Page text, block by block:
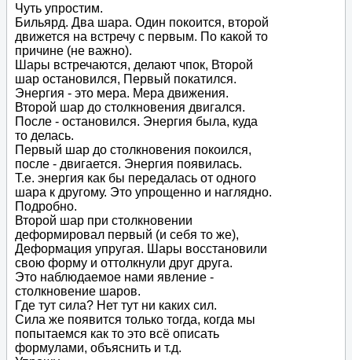
Чуть упростим.
Бильярд. Два шара. Один покоится, второй
движется на встречу с первым. По какой то
причине (не важно).
Шары встречаются, делают чпок, Второй
шар остановился, Первый покатился.
Энергия - это мера. Мера движения.
Второй шар до столкновения двигался.
После - остановился. Энергия была, куда
то делась.
Первый шар до столкновения покоился,
после - двигается. Энергия появилась.
Т.е. энергия как бы передалась от одного
шара к другому. Это упрощенно и наглядно.
Подробно.
Второй шар при столкновении
деформировал первый (и себя то же),
Деформация упругая. Шары восстановили
свою форму и оттолкнули друг друга.
Это наблюдаемое нами явление -
столкновение шаров.
Где тут сила? Нет тут ни каких сил.
Сила же появится только тогда, когда мы
попытаемся как то это всё описать
формулами, объяснить и т.д.